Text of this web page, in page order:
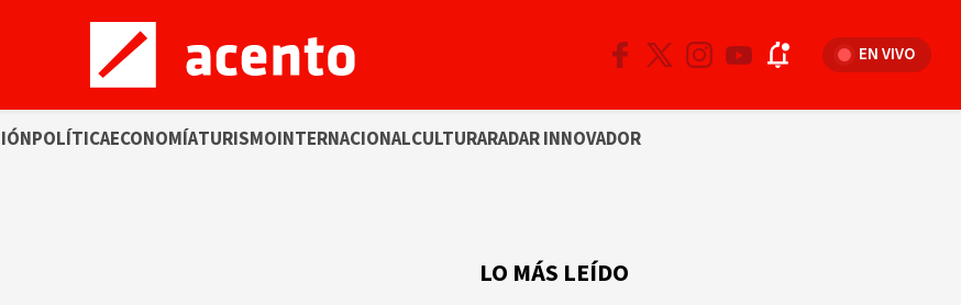
EN VIVO
POLÍTICAECONOMÍATURISMOINTERNACIONALCULTURARADAR INNOVADOR
LO MÁS LEÍDO